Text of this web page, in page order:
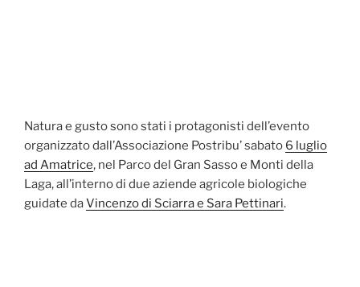
Natura e gusto sono stati i protagonisti dell’evento
organizzato dall’Associazione Postribu’ sabato 6 luglio
ad Amatrice, nel Parco del Gran Sasso e Monti della
Laga, all’interno di due aziende agricole biologiche
guidate daVincenzo di Sciarra e Sara Pettinari.